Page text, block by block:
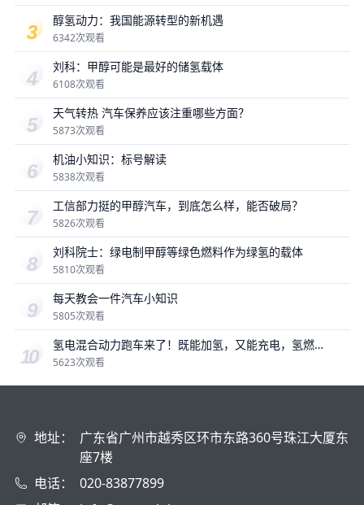
醇氢动力：我国能源转型的新机遇
6342次观看
刘科：甲醇可能是最好的储氢载体
6108次观看
天气转热 汽车保养应该注重哪些方面？
5873次观看
机油小知识：标号解读
5838次观看
工信部力挺的甲醇汽车，到底怎么样，能否破局？
5826次观看
刘科院士：绿电制甲醇等绿色燃料作为绿氢的载体
5810次观看
每天教会一件汽车小知识
5805次观看
氢电混合动力跑车来了！既能加氢，又能充电，氢燃
料是未来吗？
5623次观看
地址：
广东省广州市越秀区环市东路360号珠江大厦东
座7楼
电话：
020-83877899